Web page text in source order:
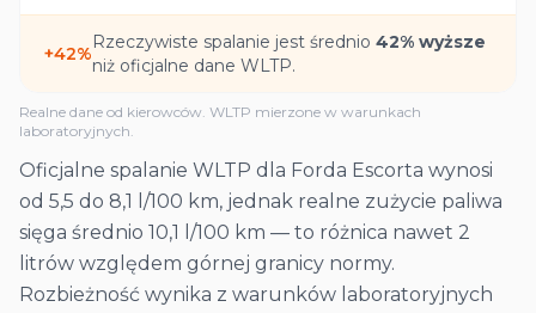
+42%
Rzeczywiste spalanie jest średnio 42% wyższe
niż oficjalne dane WLTP.
Realne dane od kierowców. WLTP mierzone w warunkach
laboratoryjnych.
Oficjalne spalanie WLTP dla Forda Escorta wynosi
od 5,5 do 8,1 l/100 km, jednak realne zużycie paliwa
sięga średnio 10,1 l/100 km — to różnica nawet 2
litrów względem górnej granicy normy.
Rozbieżność wynika z warunków laboratoryjnych